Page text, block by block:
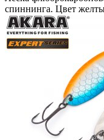
спиннинга. Цвет